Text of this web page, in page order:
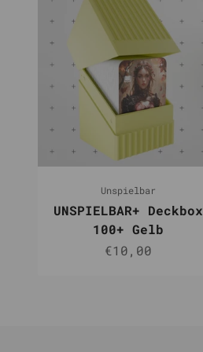
Unspielbar
UNSPIELBAR+ Deckbox
100+ Gelb
Angebot
€10,00